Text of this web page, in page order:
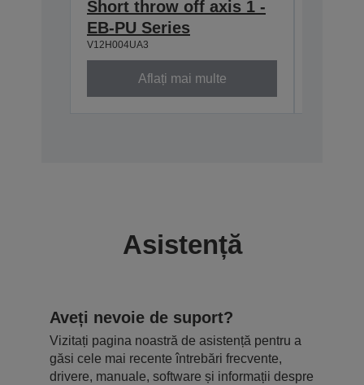
Short throw off axis 1 -
EB-PU Series
V12H004UA3
Aflați mai multe
Asistență
Aveți nevoie de suport?
Vizitați pagina noastră de asistență pentru a
găsi cele mai recente întrebări frecvente,
drivere, manuale, software și informații despre